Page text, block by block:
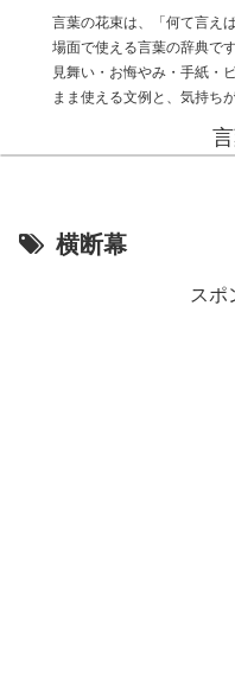
言葉の花束は、「何て言え
場面で使える言葉の辞典で
見舞い・お悔やみ・手紙・
まま使える文例と、気持ち
横断幕
スポ